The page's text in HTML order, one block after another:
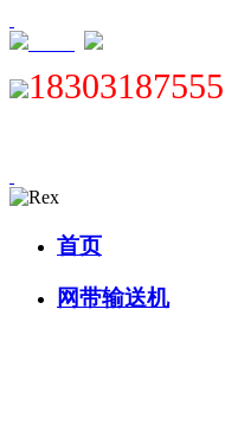
18303187555
首页
网带输送机